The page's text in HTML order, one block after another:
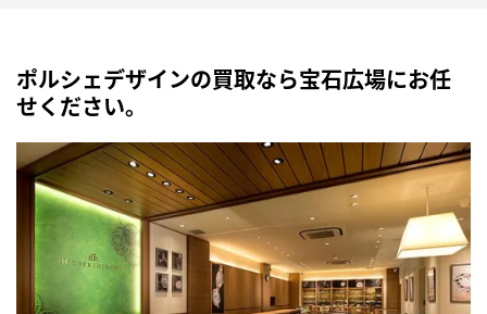
ポルシェデザインの買取なら宝石広場にお任
せください。